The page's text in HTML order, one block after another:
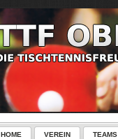
HOME VEREIN TEAMS